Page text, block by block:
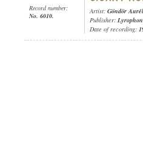
Record number:
No. 6010.
Artist: Göndör Aurél
Publisher: Lyrophon
Date of recording: